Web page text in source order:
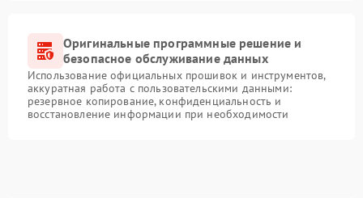
Оригинальные программные решение и
безопасное обслуживание данных
Использование официальных прошивок и инструментов,
аккуратная работа с пользовательскими данными:
резервное копирование, конфиденциальность и
восстановление информации при необходимости